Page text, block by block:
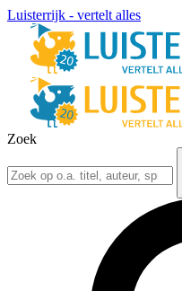
Luisterrijk - vertelt alles
Zoek